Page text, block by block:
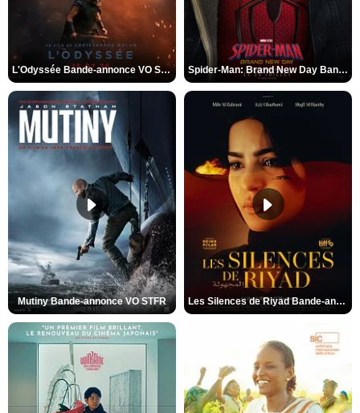
L'Odyssée Bande-annonce VO STFR Spider-Man: Brand New Day Bande-annonce VO STFR
Mutiny Bande-annonce VO STFR Les Silences de Riyad Bande-annonce VO STFR